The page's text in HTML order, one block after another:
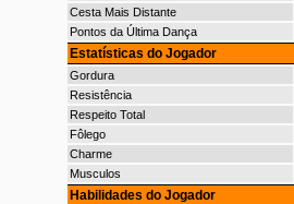
Cesta Mais Distante
Pontos da Última Dança
Estatísticas do Jogador
Gordura
Resistência
Respeito Total
Fôlego
Charme
Musculos
Habilidades do Jogador